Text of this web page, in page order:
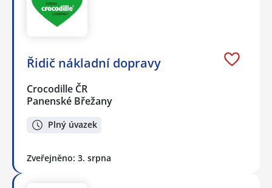
Řidič nákladní dopravy
Crocodille ČR
Panenské Břežany
Plný úvazek
Zveřejněno: 3. srpna